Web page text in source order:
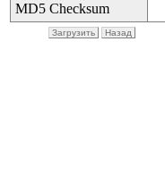
MD5 Checksum
Загрузить Назад